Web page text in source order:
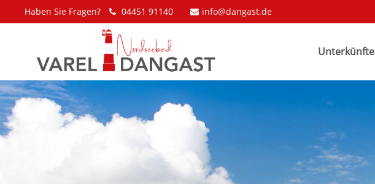
Der Eintrag "offcanvas-col1" existiert
Haben Sie Fragen? 04451 91140 info@dangast.de
Unterkünfte